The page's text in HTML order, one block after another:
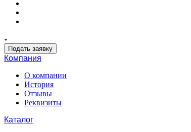
Подать заявку
Компания
О компании
История
Отзывы
Реквизиты
Каталог